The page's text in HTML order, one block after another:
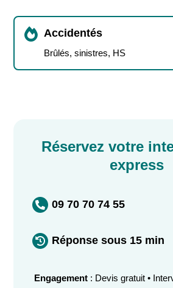
 Accidentés
Brûlés, sinistres, HS
Réservez votre
express
 09 70 70 74 55
 Réponse sous 15 min
Engagement : Devis gratuit •